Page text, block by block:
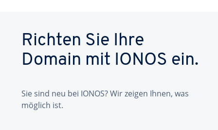
Richten Sie Ihre
Domain mit IONOS ein.
Sie sind neu bei IONOS? Wir zeigen Ihnen, was
möglich ist.